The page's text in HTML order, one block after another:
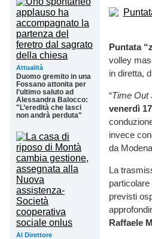
Attualità
Duomo gremito in una
Fossano attonita per
l’ultimo saluto ad
Alessandra Balocco:
"L’eredità che lasci
non andrà perduta"
Al Direttore
Puntata
volley
in diretta,
“Time Out
venerdì
invece
da
La
previsti
Raffaele